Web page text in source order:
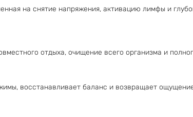
на снятие напряжения, активацию лимфы и
отдыха, очищение всего организма и
восстанавливает баланс и возвращает